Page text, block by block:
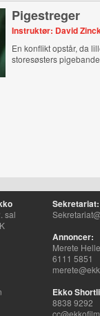
Pigestreger
Instruktør: David
En konflikt opstår, da
storesøsters
sal
Sekretariat:
Annoncer:
Merete
6111 5851
Ekko
8838 9292